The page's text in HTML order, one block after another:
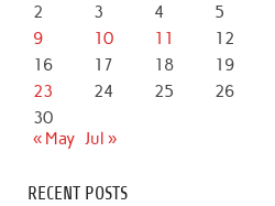
2
3 4 5
9
10 11 12
16
17 18 19
23
24 25 26
30
« May Jul »
RECENT POSTS